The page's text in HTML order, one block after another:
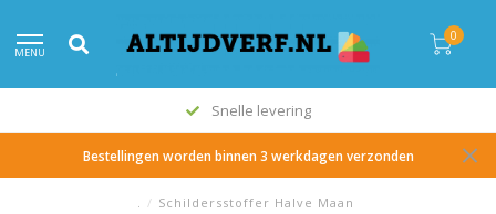
MENU
0
Snelle levering
Bestellingen worden binnen 3 werkdagen verzonden
. / Schildersstoffer Halve Maan